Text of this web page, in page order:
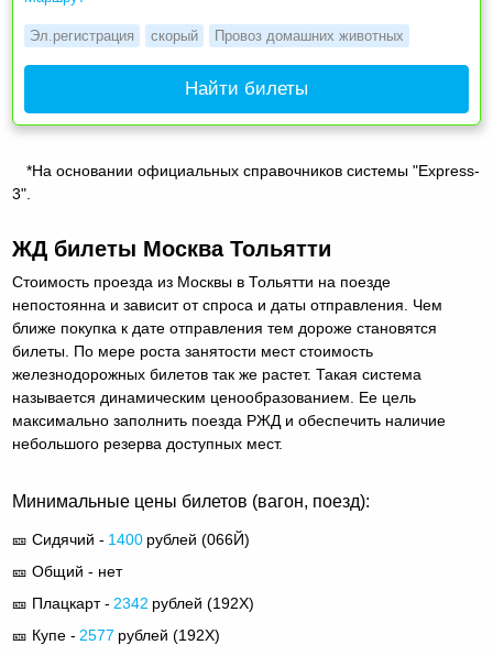
Эл.регистрация скорый Провоз домашних животных
Найти билеты
*На основании официальных справочников системы "Express-
3".
ЖД билеты Москва Тольятти
Стоимость проезда из Москвы в Тольятти на поезде
непостоянна и зависит от спроса и даты отправления. Чем
ближе покупка к дате отправления тем дороже становятся
билеты. По мере роста занятости мест стоимость
железнодорожных билетов так же растет. Такая система
называется динамическим ценообразованием. Ее цель
максимально заполнить поезда РЖД и обеспечить наличие
небольшого резерва доступных мест.
Минимальные цены билетов (вагон, поезд):
🎫 Сидячий - 1400 рублей (066Й)
🎫 Общий - нет
🎫 Плацкарт - 2342 рублей (192Х)
🎫 Купе - 2577 рублей (192Х)